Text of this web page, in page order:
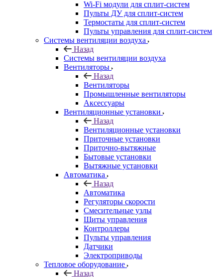
Wi-Fi модули для сплит-систем
Пульты ДУ для сплит-систем
Термостаты для сплит-систем
Пульты управления для сплит-систем
Системы вентиляции воздуха
Назад
Системы вентиляции воздуха
Вентиляторы
Назад
Вентиляторы
Промышленные вентиляторы
Аксессуары
Вентиляционные установки
Назад
Вентиляционные установки
Приточные установки
Приточно-вытяжные
Бытовые установки
Вытяжные установки
Автоматика
Назад
Автоматика
Регуляторы скорости
Смесительные узлы
Щиты управления
Контроллеры
Пульты управления
Датчики
Электроприводы
Тепловое оборудование
Назад